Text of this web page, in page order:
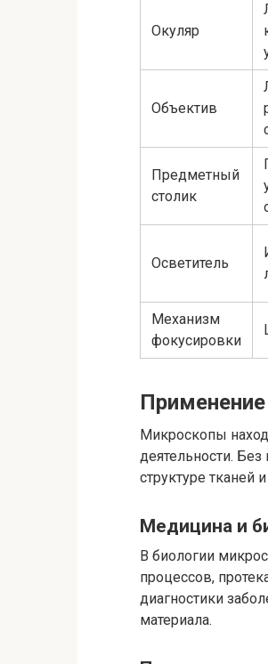
Окуляр
Объектив
Предметный
столик
Осветитель
Механизм
фокусировки
Микроскопы
деятельности.
структуре тканей
Медицина и
В биологии
процессов,
диагностики
материала.